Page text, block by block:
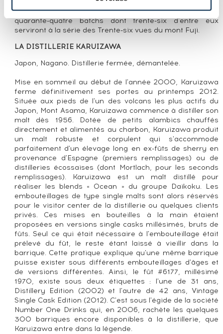
rachète donc tous les fûts encore disponibles. Du stock
restant, Eric Huang assemble les fûts et compose
quarante-quatre batchs dont trente-six d'entre eux
serviront à la série des Trente-six vues du mont Fuji.
LA DISTILLERIE KARUIZAWA
Japon, Nagano. Distillerie fermée, démantelée.
Mise en sommeil au début de l'année 2000, Karuizawa
ferme définitivement ses portes au printemps 2012.
Située aux pieds de l'un des volcans les plus actifs du
Japon, Mont Asama, Karuizawa commence à distiller son
malt dès 1956. Dotée de petits alambics chauffés
directement et alimentés au charbon, Karuizawa produit
un malt robuste et corpulent qui s'accommode
parfaitement d'un élevage long en ex-fûts de sherry en
provenance d'Espagne (premiers remplissages) ou de
distilleries écossaises (dont Mortlach, pour les seconds
remplissages). Karuizawa est un malt distillé pour
réaliser les blends « Ocean » du groupe Daikoku. Les
embouteillages de type single malts sont alors réservés
pour le visitor center de la distillerie ou quelques clients
privés. Ces mises en bouteilles à la main étaient
proposées en versions single casks millésimés, bruts de
fûts. Seul ce qui était nécessaire à l'embouteillage était
prélevé du fût, le reste étant laissé à vieillir dans la
barrique. Cette pratique explique qu'une même barrique
puisse exister sous différents embouteillages d'âges et
de versions différentes. Ainsi, le fût #6177, millésimé
1970, existe sous deux étiquettes : l'une de 31 ans,
Distillery Edition (2002) et l'autre de 42 ans, Vintage
Single Cask Edition (2012). C'est sous l'égide de la société
Number One Drinks qui, en 2006, rachète les quelques
300 barriques encore disponibles à la distillerie, que
Karuizawa entre dans la légende.